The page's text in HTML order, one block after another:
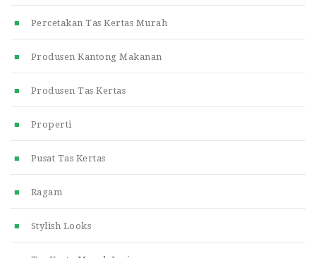
Percetakan Tas Kertas Murah
Produsen Kantong Makanan
Produsen Tas Kertas
Properti
Pusat Tas Kertas
Ragam
Stylish Looks